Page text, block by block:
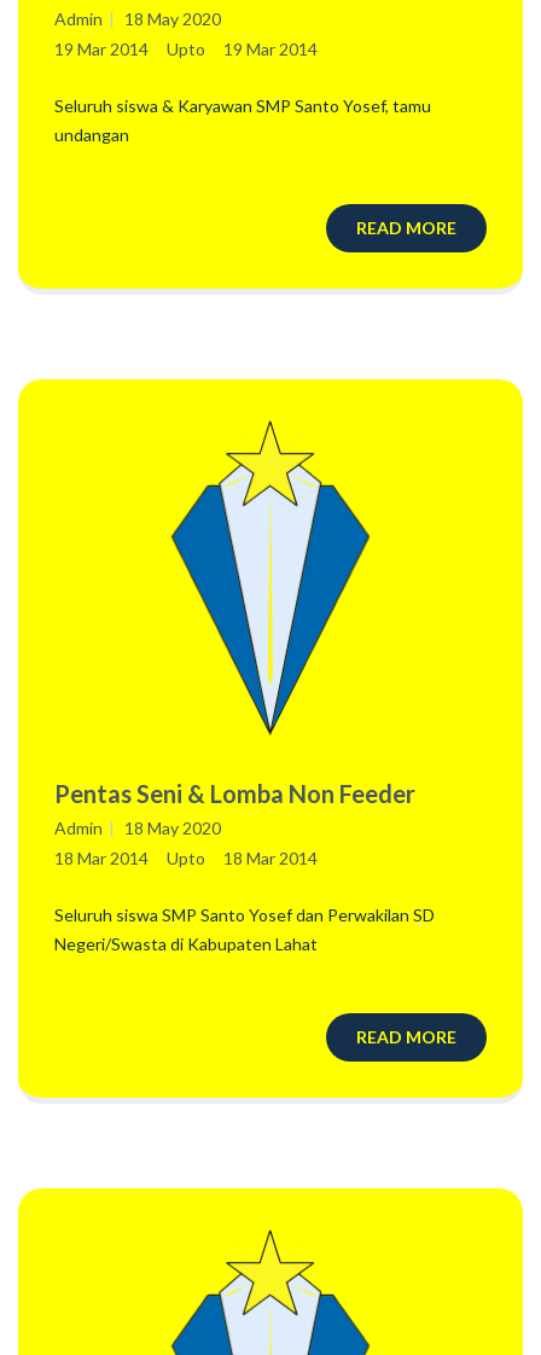
Pelindung Sekolah
Admin
18 May 2020
19 Mar 2014
Upto 19 Mar 2014
Seluruh siswa & Karyawan SMP Santo Yosef, tamu
undangan
READ MORE
Pentas Seni & Lomba Non Feeder
Admin
18 May 2020
18 Mar 2014
Upto 18 Mar 2014
Seluruh siswa SMP Santo Yosef dan Perwakilan SD
Negeri/Swasta di Kabupaten Lahat
READ MORE